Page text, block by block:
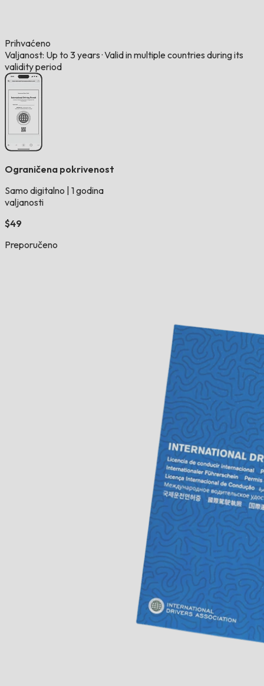
Prihvaćeno
Valjanost: Up to 3 years ·Valid in multiple countries during its
validity period
Ograničena pokrivenost
Samo digitalno 1 godina
valjanosti
$49
Preporučeno